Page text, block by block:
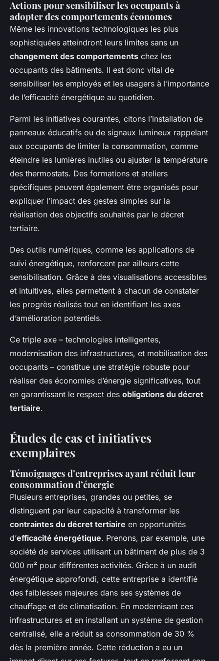
Actions pour sensibiliser les occupants à
adopter des comportements économes
Même les innovations technologiques les plus
sophistiquées atteindront leurs limites sans un
changement des comportements chez les
occupants des bâtiments. Il est donc vital de
sensibiliser les employés et les usagers à l’importance
de l’efficacité énergétique au quotidien.
Parmi les initiatives courantes, citons l’installation de
panneaux éducatifs ou de signaux lumineux rappelant
aux occupants de limiter la consommation, comme
éteindre les lumières inutiles ou ajuster la température
des thermostats. Des formations et ateliers
spécifiques peuvent également être organisés pour
expliquer l’impact des gestes simples sur la
réalisation des objectifs souhaités par le décret
tertiaire.
Des outils numériques, comme les applications de
suivi énergétique, renforcent par ailleurs cette
sensibilisation. Grâce à des visualisations accessibles
et intuitives, elles permettent à chacun de constater
les progrès réalisés tout en identifiant les axes
d’amélioration potentiels.
Ce triple axe – technologies intelligentes,
modernisation des infrastructures, et mobilisation des
occupants – constitue une stratégie robuste pour
réaliser des économies d’énergie significatives, tout
en garantissant le respect des obligations du décret
tertiaire.
Études de cas et initiatives
exemplaires
Témoignages d’entreprises ayant réduit leur
consommation d’énergie
Plusieurs entreprises, grandes ou petites, se
distinguent par leur capacité à transformer les
contraintes du décret tertiaire en opportunités
d’efficacité énergétique. Prenons, par exemple, une
société de services utilisant un bâtiment de plus de 3
000 m² pour différentes activités. Grâce à un audit
énergétique approfondi, cette entreprise a identifié
des faiblesses majeures dans ses systèmes de
chauffage et de climatisation. En modernisant ces
infrastructures et en installant un système de gestion
centralisé, elle a réduit sa consommation de 30 %
dès la première année. Cette réduction a eu un